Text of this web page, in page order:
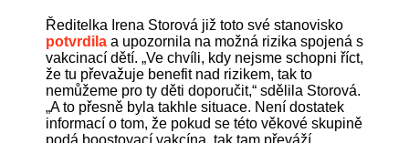
Ředitelka Irena Storová již toto své stanovisko
potvrdila a upozornila na možná rizika spojená s
vakcinací dětí. „Ve chvíli, kdy nejsme schopni říct,
že tu převažuje benefit nad rizikem, tak to
nemůžeme pro ty děti doporučit,“ sdělila Storová.
„A to přesně byla takhle situace. Není dostatek
informací o tom, že pokud se této věkové skupině